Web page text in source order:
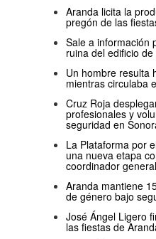
Aranda licita la
pregón de las
Sale a información
ruina del edificio
Un hombre resulta
mientras circulaba
Cruz Roja
profesionales y
seguridad en
La Plataforma por
una nueva etapa
coordinador general
Aranda mantiene
de género bajo
José Ángel Ligero
las fiestas de